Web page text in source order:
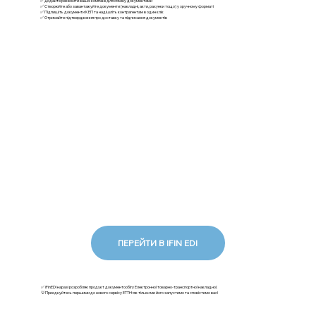
✅ Створюйте або завантажуйте документи (накладні, акти, рахунки тощо) у зручному форматі
✅ Підпишіть документи КЕП та надішліть контрагентам в один клік
✅ Отримайте підтвердження про доставку та підписання документів
ПЕРЕЙТИ В IFIN EDI
✅ iFinEDI наразі розробляє продукт документообігу Електронної товарно-транспортної накладної.
💡Приєднуйтесь першими до нового сервісу ЕТТН: як тільки ми його запустимо та сповістимо вас!